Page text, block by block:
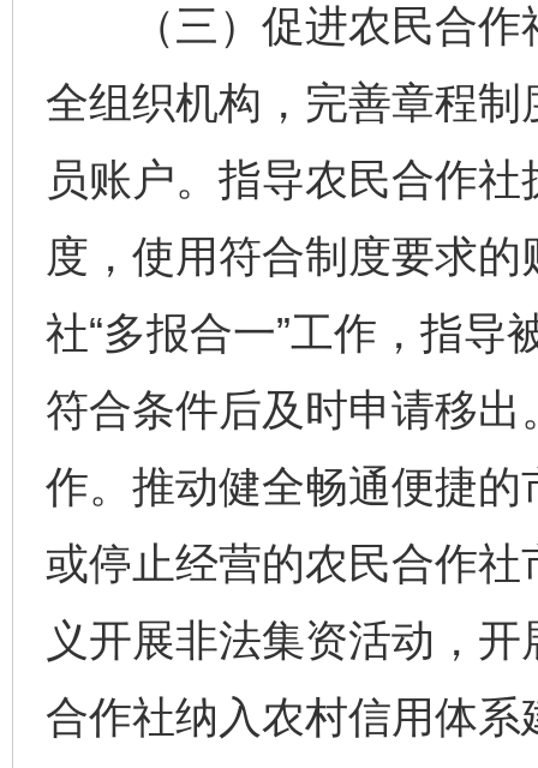
（三）促进农民合作
全组织机构，完善章程
员账户。指导农民合作
度，使用符合制度要求
社“多报合一”工作，指导
符合条件后及时申请移
作。推动健全畅通便捷
或停止经营的农民合作
义开展非法集资活动，
合作社纳入农村信用体